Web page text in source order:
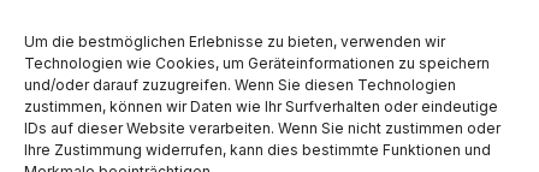
Um die bestmöglichen Erlebnisse zu bieten, verwenden wir
Technologien wie Cookies, um Geräteinformationen zu speichern
und/oder darauf zuzugreifen. Wenn Sie diesen Technologien
zustimmen, können wir Daten wie Ihr Surfverhalten oder eindeutige
IDs auf dieser Website verarbeiten. Wenn Sie nicht zustimmen oder
Ihre Zustimmung widerrufen, kann dies bestimmte Funktionen und